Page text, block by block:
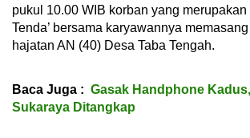
pukul 10.00 WIB korban yang merupakan
Tenda’ bersama karyawannya
hajatan AN (40) Desa Taba Tengah.
Baca Juga : Gasak Handphone
Sukaraya Ditangkap